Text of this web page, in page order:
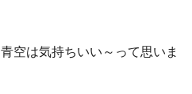
空は気持ちいい～って思いま